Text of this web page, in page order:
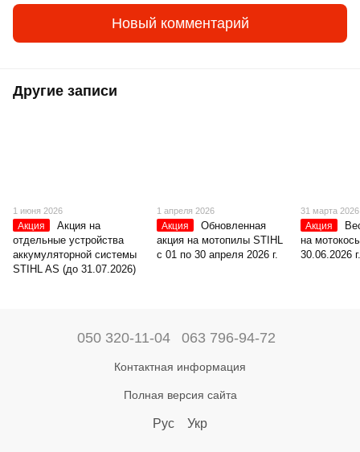
Новый комментарий
Другие записи
1 июня 2026
Акция
Акция на
отдельные устройства
аккумуляторной системы
STIHL AS (до 31.07.2026)
1 апреля 2026
Акция
Обновленная
акция на мотопилы STIHL
с 01 по 30 апреля 2026 г.
31 марта 2026
Акция
на
30.06.2026
050 320-11-04 063 796-94-72
Контактная информация
Полная версия сайта
Рус Укр